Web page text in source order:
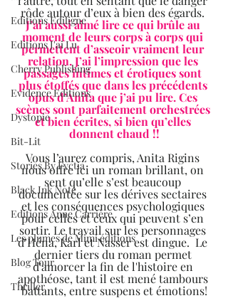
Editions Ediligne
Editions J'ai Lu
Cherry Publishing
Evidence Editions
Dystopie
Bit-Lit
Stories By Fyctia
Black Ink Note
Editions Anne Carrière
Les plumes de Mimi éditions
Blog Tour
Thriller
rôde autour d’eux à bien des égards.
J’ai aussi aimé lire ce qui brûle au
moment de leurs corps à corps qui
permettent d’asseoir vraiment leur
relation. J’ai l’impression que les
passages intimes et érotiques sont
plus étoffés que dans les précédents
opus d’Anita que j’ai pu lire. Ces
scènes sont parfaitement orchestrées
et bien écrites, si bien qu’elles
donnent chaud !!
Vous l’aurez compris, Anita Rigins
nous offre ici un roman brillant, on
sent qu’elle s’est beaucoup
documentée sur les dérives sectaires
et les conséquences psychologiques
pour celles et ceux qui peuvent s’en
sortir. Le travail sur les personnages
d’Héna, Karl et Nasser est dingue.  Le
dernier tiers du roman permet
d'amorcer la fin de l'histoire en
apothéose, tant il est mené tambours
battants, entre suspens et émotions!